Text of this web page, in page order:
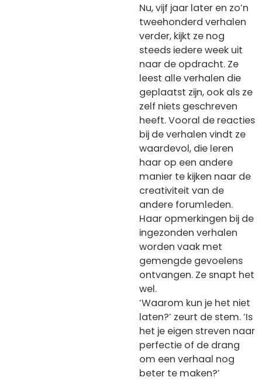
Nu, vijf jaar later en zo’n
tweehonderd verhalen
verder, kijkt ze nog
steeds iedere week uit
naar de opdracht. Ze
leest alle verhalen die
geplaatst zijn, ook als ze
zelf niets geschreven
heeft. Vooral de reacties
bij de verhalen vindt ze
waardevol, die leren
haar op een andere
manier te kijken naar de
creativiteit van de
andere forumleden.
Haar opmerkingen bij de
ingezonden verhalen
worden vaak met
gemengde gevoelens
ontvangen. Ze snapt het
wel.
‘Waarom kun je het niet
laten?’ zeurt de stem. ‘Is
het je eigen streven naar
perfectie of de drang
om een verhaal nog
beter te maken?’